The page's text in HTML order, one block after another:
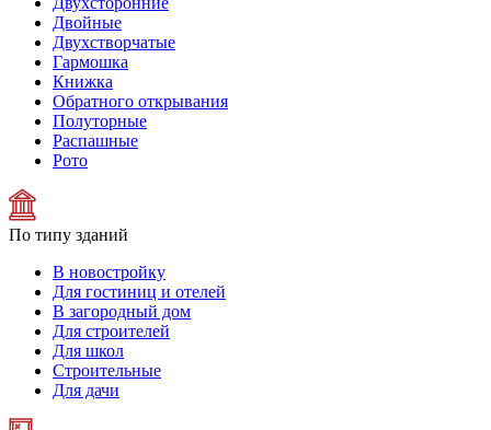
Двойные
Двухстворчатые
Гармошка
Книжка
Обратного открывания
Полуторные
Распашные
Рото
По типу зданий
В новостройку
Для гостиниц и отелей
В загородный дом
Для строителей
Для школ
Строительные
Для дачи